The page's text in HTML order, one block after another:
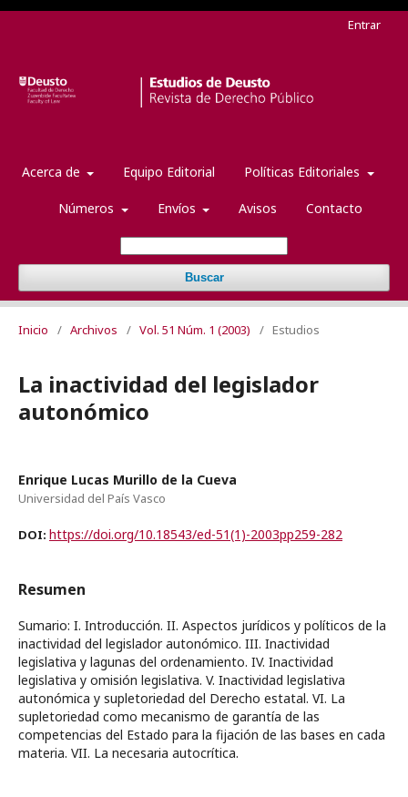
Acerca de Equipo Editorial Políticas Editoriales
Números Envíos Avisos Contacto
Buscar
Entrar
Inicio / Archivos / Vol. 51 Núm. 1 (2003) / Estudios
La inactividad del legislador
autonómico
Enrique Lucas Murillo de la Cueva
Universidad del País Vasco
DOI: https://doi.org/10.18543/ed-51(1)-2003pp259-282
Resumen
Sumario: I. Introducción. II. Aspectos jurídicos y políticos de la
inactividad del legislador autonómico. III. Inactividad
legislativa y lagunas del ordenamiento. IV. Inactividad
legislativa y omisión legislativa. V. Inactividad legislativa
autonómica y supletoriedad del Derecho estatal. VI. La
supletoriedad como mecanismo de garantía de las
competencias del Estado para la fijación de las bases en cada
materia. VII. La necesaria autocrítica.